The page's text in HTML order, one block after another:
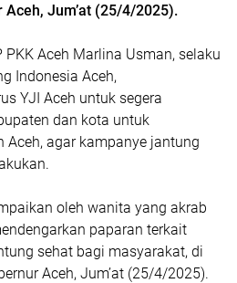
Jum’at (25/4/2025).
PKK Aceh Marlina Usman, selaku
Indonesia Aceh,
YJI Aceh untuk segera
dan kota untuk
Aceh, agar kampanye jantung
oleh wanita yang akrab
paparan terkait
sehat bagi masyarakat, di
Aceh, Jum’at (25/4/2025).